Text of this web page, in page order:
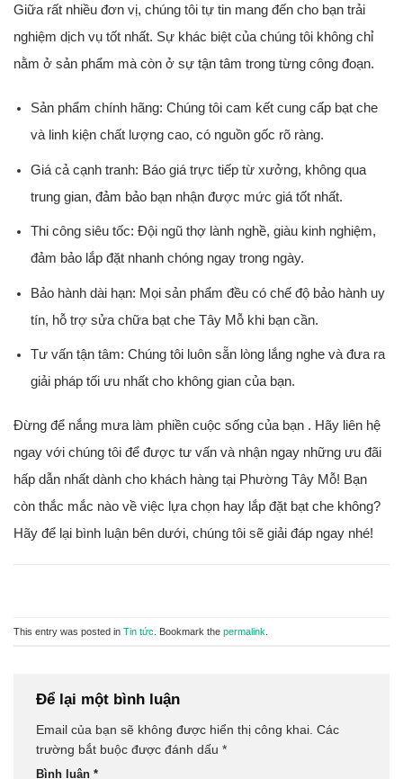
Giữa rất nhiều đơn vị, chúng tôi tự tin mang đến cho bạn trải
nghiệm dịch vụ tốt nhất. Sự khác biệt của chúng tôi không chỉ
nằm ở sản phẩm mà còn ở sự tận tâm trong từng công đoạn.
Sản phẩm chính hãng: Chúng tôi cam kết cung cấp bạt che
và linh kiện chất lượng cao, có nguồn gốc rõ ràng.
Giá cả cạnh tranh: Báo giá trực tiếp từ xưởng, không qua
trung gian, đảm bảo bạn nhận được mức giá tốt nhất.
Thi công siêu tốc: Đội ngũ thợ lành nghề, giàu kinh nghiệm,
đảm bảo lắp đặt nhanh chóng ngay trong ngày.
Bảo hành dài hạn: Mọi sản phẩm đều có chế độ bảo hành uy
tín, hỗ trợ sửa chữa bạt che Tây Mỗ khi bạn cần.
Tư vấn tận tâm: Chúng tôi luôn sẵn lòng lắng nghe và đưa ra
giải pháp tối ưu nhất cho không gian của bạn.
Đừng để nắng mưa làm phiền cuộc sống của bạn . Hãy liên hệ
ngay với chúng tôi để được tư vấn và nhận ngay những ưu đãi
hấp dẫn nhất dành cho khách hàng tại Phường Tây Mỗ! Bạn
còn thắc mắc nào về việc lựa chọn hay lắp đặt bạt che không?
Hãy để lại bình luận bên dưới, chúng tôi sẽ giải đáp ngay nhé!
This entry was posted in Tin tức . Bookmark the permalink
Để lại một bình luận
Email của bạn sẽ không được hiển thị công khai. Các
trường bắt buộc được đánh dấu *
Bình luận *